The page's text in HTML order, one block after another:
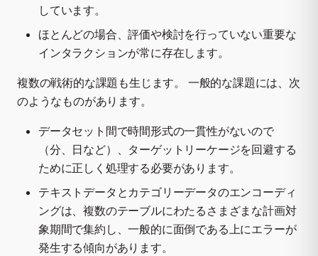
しています。
ほとんどの場合、評価や検討を行っていない重要な
インタラクションが常に存在します。
複数の戦術的な課題も生じます。 一般的な課題には、次
のようなものがあります。
データセット間で時間形式の一貫性がないので
（分、日など）、ターゲットリーケージを回避する
ために正しく処理する必要があります。
テキストデータとカテゴリーデータのエンコーディ
ングは、複数のテーブルにわたるさまざまな計画対
象期間で集約し、一般的に面倒である上にエラーが
発生する傾向があります。